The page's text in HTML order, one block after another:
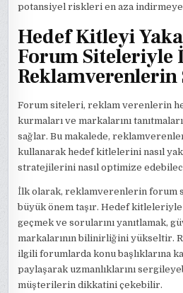
potansiyel riskleri en aza indirmeye
Hedef Kitleyi
Forum Siteleriyle
Forum siteleri, reklam verenlerin
kurmaları ve markalarını
sağlar. Bu makalede,
kullanarak hedef kitlelerini nasıl
stratejilerini nasıl optimize
İlk olarak, reklamverenlerin forum
büyük önem taşır. Hedef
geçmek ve sorularını yanıtlamak,
markalarının bilinirliğini yükseltir.
ilgili forumlarda konu başlıklarına
paylaşarak uzmanlıklarını
müşterilerin dikkatini çekebilir.